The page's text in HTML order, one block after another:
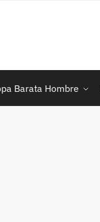
Barata Hombre